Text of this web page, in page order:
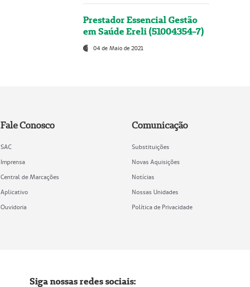
Prestador Essencial Gestão
em Saúde Ereli (51004354-7)
04 de Maio de 2021
Fale Conosco
SAC
Imprensa
Central de Marcações
Aplicativo
Ouvidoria
Comunicação
Substituições
Novas Aquisições
Notícias
Nossas Unidades
Política de Privacidade
Siga nossas redes sociais: